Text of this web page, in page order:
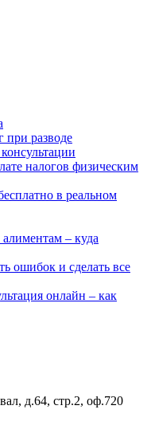
при разводе
налогов физическим
в реальном
‒ куда
ошибок и сделать все
онлайн ‒ как
д.64, стр.2, оф.720